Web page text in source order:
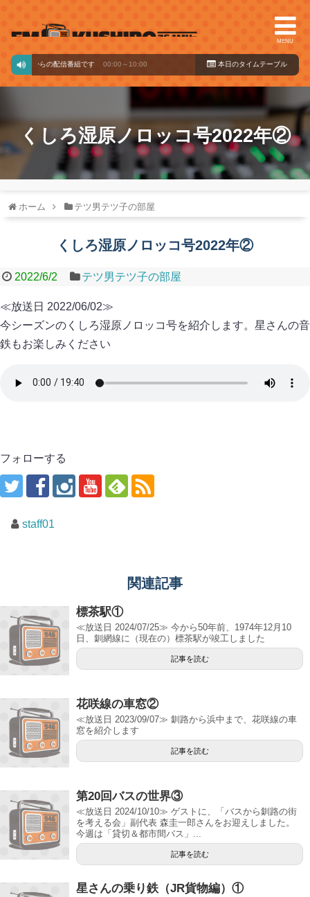
MENU
ードからの配信番組です 00:00～10:00 本日のタイ ムテーブル
くしろ湿原ノロッコ号2022年②
ホーム テツ男テツ子の部屋
くしろ湿原ノロッコ号2022年②
2022/6/2 テツ男テツ子の部屋
≪放送日 2022/06/02≫
今シーズンのくしろ湿原ノロッコ号を紹介します。星さんの音
鉄もお楽しみください
フォローする
staff01
関連記事
標茶駅①
≪放送日 2024/07/25≫ 今から50年前、1974年12月10
日、釧網線に（現在の）標茶駅が竣工しました
記事を読む
花咲線の車窓②
≪放送日 2023/09/07≫ 釧路から浜中まで、花咲線の車
窓を紹介します
記事を読む
第20回バスの世界③
≪放送日 2024/10/10≫ ゲストに、「バスから釧路の街
を考える会」副代表 森圭一郎さんをお迎えしました。
今週は「貸切＆都市間バス」...
記事を読む
星さんの乗り鉄（JR貨物編）①